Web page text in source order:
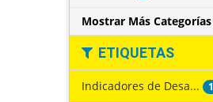
Mostrar Más Categorías
ETIQUETAS
Indicadores de Desa... 1